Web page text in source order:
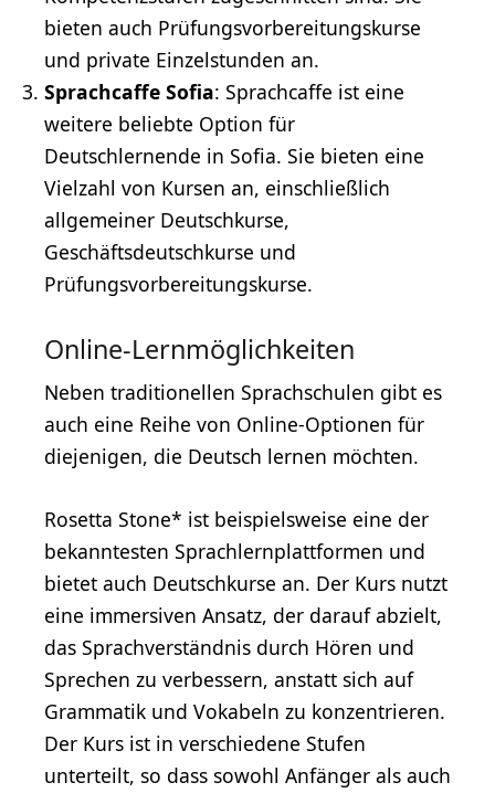
bieten auch Prüfungsvorbereitungskurse
und private Einzelstunden an.
Sprachcaffe Sofia: Sprachcaffe ist eine
weitere beliebte Option für
Deutschlernende in Sofia. Sie bieten eine
Vielzahl von Kursen an, einschließlich
allgemeiner Deutschkurse,
Geschäftsdeutschkurse und
Prüfungsvorbereitungskurse.
Online-Lernmöglichkeiten
Neben traditionellen Sprachschulen gibt es
auch eine Reihe von Online-Optionen für
diejenigen, die Deutsch lernen möchten.
Rosetta Stone* ist beispielsweise eine der
bekanntesten Sprachlernplattformen und
bietet auch Deutschkurse an. Der Kurs nutzt
eine immersiven Ansatz, der darauf abzielt,
das Sprachverständnis durch Hören und
Sprechen zu verbessern, anstatt sich auf
Grammatik und Vokabeln zu konzentrieren.
Der Kurs ist in verschiedene Stufen
unterteilt, so dass sowohl Anfänger als auch